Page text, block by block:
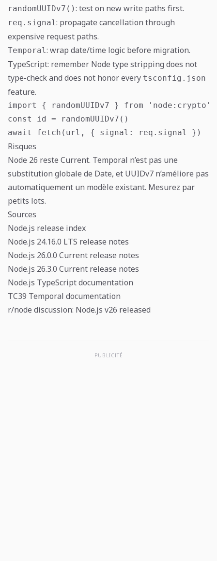
randomUUIDv7(): test on new write paths first.
req.signal: propagate cancellation through
expensive request paths.
Temporal: wrap date/time logic before migration.
TypeScript: remember Node type stripping does not
type-check and does not honor every tsconfig.json
feature.
import { randomUUIDv7 } from 'node:crypto'
const id = randomUUIDv7()
await fetch(url, { signal: req.signal })
Risques
Node 26 reste Current. Temporal n’est pas une
substitution globale de Date, et UUIDv7 n’améliore pas
automatiquement un modèle existant. Mesurez par
petits lots.
Sources
Node.js release index
Node.js 24.16.0 LTS release notes
Node.js 26.0.0 Current release notes
Node.js 26.3.0 Current release notes
Node.js TypeScript documentation
TC39 Temporal documentation
r/node discussion: Node.js v26 released
PUBLICITÉ